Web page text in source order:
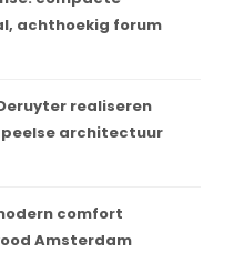
achthoekig forum
realiseren
architectuur
comfort
Amsterdam